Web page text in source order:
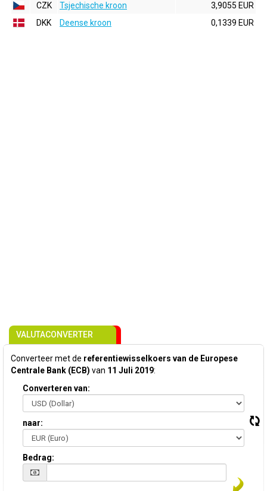
CZK
Tsjechische kroon
3,9055 EUR
DKK
Deense kroon 0,1339 EUR
VALUTACONVERTER
Converteer met de referentiewisselkoers van de Europese
Centrale Bank (ECB) van 11 Juli 2019:
Converteren van:
naar:
Bedrag: